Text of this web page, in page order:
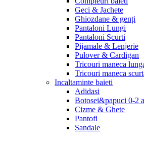
Geci & Jachete
Ghiozdane & genți
Pantaloni Lungi
Pantaloni Scurti
Pijamale & Lenjerie
Pulover & Cardigan
Tricouri maneca
Tricouri maneca
Incaltaminte baieti
Adidasi
Botosei&papuci 0-2
Cizme & Ghete
Pantofi
Sandale